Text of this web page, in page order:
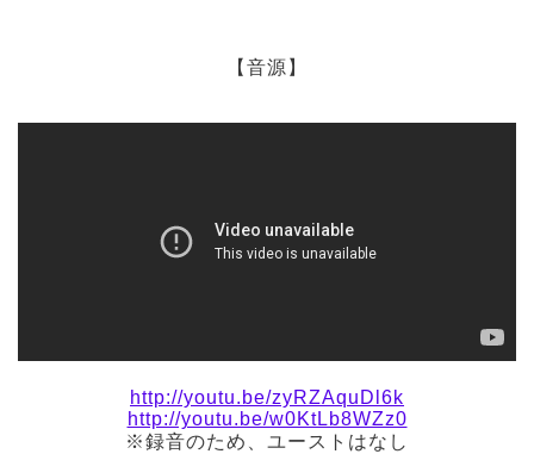
【音源】
http://youtu.be/zyRZAquDl6k
http://youtu.be/w0KtLb8WZz0
※録音のため、ユーストはなし